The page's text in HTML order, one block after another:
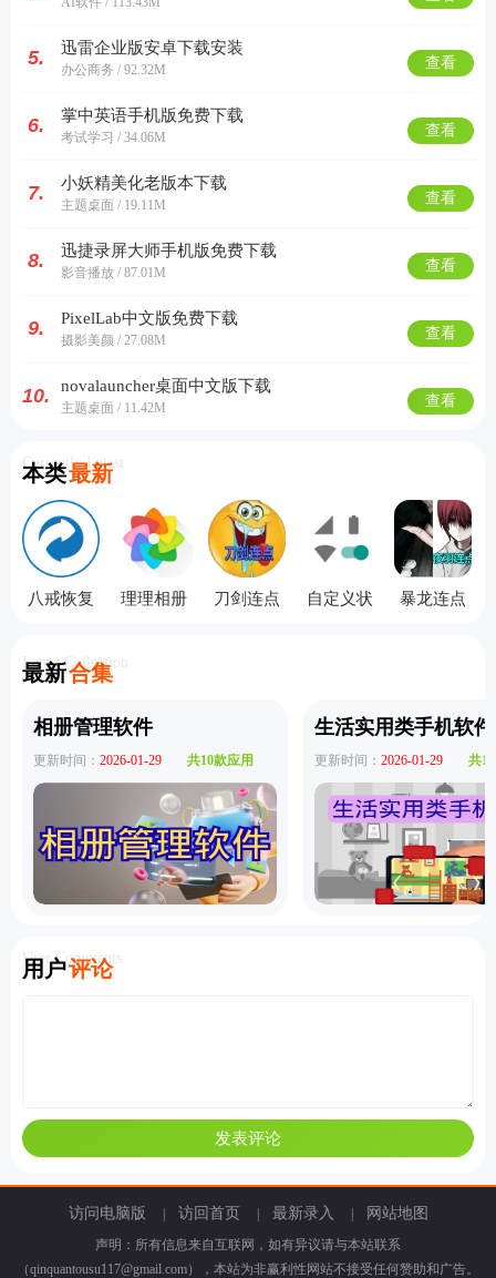
5. 迅雷企业版安卓下载安装
办公商务 / 92.32M 查看
6. 掌中英语手机版免费下载
考试学习 / 34.06M 查看
7. 小妖精美化老版本下载
主题桌面 / 19.11M 查看
8. 迅捷录屏大师手机版免费下载
影音播放 / 87.01M 查看
9. PixelLab中文版免费下载
摄影美颜 / 27.08M 查看
10. novalauncher桌面中文版下载
主题桌面 / 11.42M 查看
本类最新
Currently Latest
八戒恢复
版
理理相册
刀剑连点
自定义状
暴龙连点
最新合集
Latest Collection
相册管理软件
更新时间： 2026-01-29 共10款应用
生活实用类手机软件
更新时间： 2026-01-29 共
用户评论
User Comments
访问电脑版 访回首页 最新录入 网站地图
声明：所有信息来自互联网，如有异议请与本站联系
（qinquantousu117@gmail.com），本站为非赢利性网站不接受任何赞助和广告。